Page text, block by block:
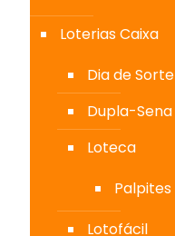
Loterias Caixa
Dia de Sorte
Dupla-Sena
Loteca
Palpites
Lotofácil